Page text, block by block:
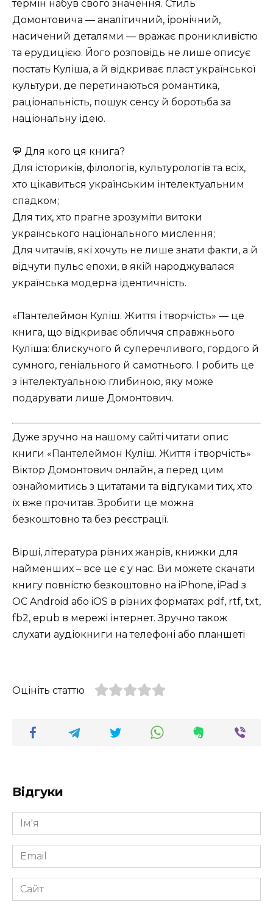
термін набув свого значення. Стиль
Домонтовича — аналітичний, іронічний,
насичений деталями — вражає проникливістю
та ерудицією. Його розповідь не лише описує
постать Куліша, а й відкриває пласт української
культури, де перетинаються романтика,
раціональність, пошук сенсу й боротьба за
національну ідею.
💬 Для кого ця книга?
Для істориків, філологів, культурологів та всіх,
хто цікавиться українським інтелектуальним
спадком;
Для тих, хто прагне зрозуміти витоки
українського національного мислення;
Для читачів, які хочуть не лише знати факти, а й
відчути пульс епохи, в якій народжувалася
українська модерна ідентичність.
«Пантелеймон Куліш. Життя і творчість» — це
книга, що відкриває обличчя справжнього
Куліша: блискучого й суперечливого, гордого й
сумного, геніального й самотнього. І робить це
з інтелектуальною глибиною, яку може
подарувати лише Домонтович.
Дуже зручно на нашому сайті читати опис
книги «Пантелеймон Куліш. Життя і творчість»
Віктор Домонтович онлайн, а перед цим
ознайомитись з цитатами та відгуками тих, хто
їх вже прочитав. Зробити це можна
безкоштовно та без реєстрації.
Вірші, література різних жанрів, книжки для
найменших – все це є у нас. Ви можете скачати
книгу повністю безкоштовно на iPhone, iPad з
ОС Android або iOS в різних форматах: pdf, rtf, txt,
fb2, epub в мережі інтернет. Зручно також
слухати аудіокниги на телефоні або планшеті
Оцініть статтю
Відгуки
Ім'я
*
Email
*
Сайт